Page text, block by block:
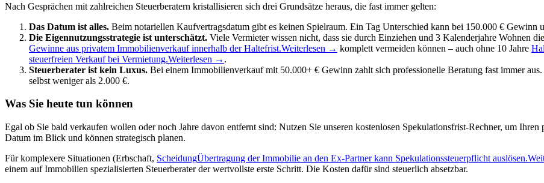
Nach Gesprächen mit zahlreichen Steuerberatern kristallisieren sich drei Grundsätze heraus, die fast immer gelten:
Das Datum ist alles. Beim notariellen Kaufvertragsdatum gibt es keinen Spielraum. Ein Tag Unterschied kann bei 150.000 € Gewinn
Die Eigennutzungsstrategie ist unterschätzt. Viele Vermieter wissen nicht, dass sie durch Einziehen und 3 Kalenderjahre Wohnen die
Gewinne aus privatem Immobilienverkauf innerhalb der Haltefrist.Weiterlesen → komplett vermeiden können – auch ohne 10 Jahre
steuerfreien Verkauf bei Vermietung.Weiterlesen → .
Steuerberater ist kein Luxus. Bei einem Immobilienverkauf mit 50.000+ € Gewinn zahlt sich professionelle Beratung fast immer
selbst weniger als 2.000 €.
Was Sie heute tun können
Egal ob Sie bald verkaufen wollen oder noch Jahre davon entfernt sind: Nutzen Sie unseren kostenlosen Spekulationsfrist-Rechner, um
Datum im Blick und können strategisch planen.
Für komplexere Situationen (Erbschaft, ScheidungÜbertragung der Immobilie an den Ex-Partner kann Spekulationssteuerpflicht auslösen.
einem auf Immobilien spezialisierten Steuerberater der wertvollste erste Schritt. Die Kosten dafür sind steuerlich absetzbar.